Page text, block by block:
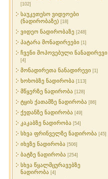
[102]
საუკეთესო ვიდეოები
(ნადირობაზე) [18]
ვიდეო ნადირობაზე [248]
პატარა მონადირეები [1]
ჩვენი მოპოვებული ნანადირევი
[4]
მონადირეთა ნანადირევი [1]
ხოხობზე ნადირობა [113]
მწყერზე ნადირობა [128]
ტყის ქათამზე ნადირობა [86]
ქედანზე ნადირობა [49]
კაკაბზე ნადირობა [54]
სხვა ფრინველზე ნადირობა [45]
იხვზე ნადირობა [506]
ბატზე ნადირობა [254]
სხვა წყალმცურავებზე
ნადირობა [4]